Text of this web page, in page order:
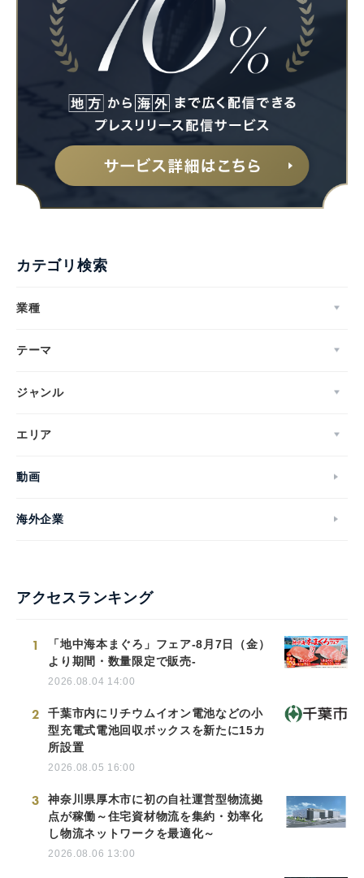
カテゴリ検索
業種
テーマ
ジャンル
エリア
動画
海外企業
アクセスランキング
1
「地中海本まぐろ」フェア-8月7日（金）
より期間・数量限定で販売-
2026.08.04 14:00
2
千葉市内にリチウムイオン電池などの小
型充電式電池回収ボックスを新たに15カ
所設置
2026.08.05 16:00
3
神奈川県厚木市に初の自社運営型物流拠
点が稼働～住宅資材物流を集約・効率化
し物流ネットワークを最適化～
2026.08.06 13:00